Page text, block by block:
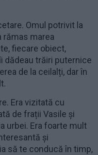
Omul potrivit la
rămas marea
fiecare obiect,
dădeau trăiri puternice
de la ceilalți, dar în
Era vizitată cu
de frații Vasile și
urbei. Era foarte mult
și
să te conducă în timp,